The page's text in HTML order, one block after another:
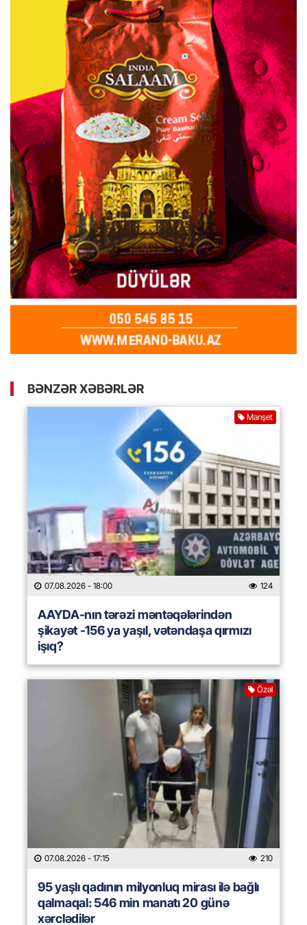
BƏNZƏR XƏBƏRLƏR
Manşet
07.08.2026 - 18:00 124
AAYDA-nın tərəzi məntəqələrindən
şikayət -156 ya yaşıl, vətəndaşa qırmızı
işıq?
Özəl
07.08.2026 - 17:15 210
95 yaşlı qadının milyonluq mirası ilə bağlı
qalmaqal: 546 min manatı 20 günə
xərclədilər